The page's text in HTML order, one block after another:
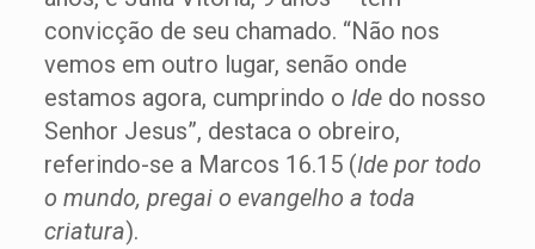
convicção de seu chamado. “Não nos
vemos em outro lugar, senão onde
estamos agora, cumprindo o Idedo nosso
Senhor Jesus”, destaca o obreiro,
referindo-se a Marcos 16.15 (Ide por todo
o mundo, pregai o evangelho a toda
criatura).